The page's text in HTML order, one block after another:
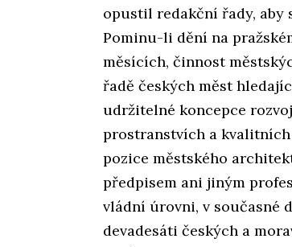
opustil redakční řady, aby
Pominu-li dění na
měsících, činnost
řadě českých měst
udržitelné koncepce
prostranstvích a kvalitních
pozice městského
předpisem ani jiným
vládní úrovni, v současné
devadesáti českých a